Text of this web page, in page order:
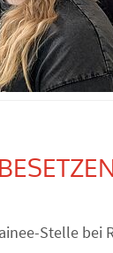
Stelle bei